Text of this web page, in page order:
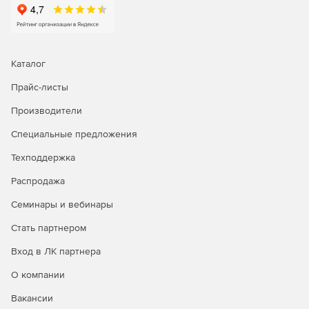
Операционная система Astra Linux Special Edition доступна
Редакция «ОРЕЛ» - обычный уровень защищенности.
Продукт является доступным техническим вариантом для
Каталог
Прайс-листы
Производители
Специальные предложения
Техподдержка
Распродажа
Семинары и вебинары
Стать партнером
Вход в ЛК партнера
О компании
Вакансии